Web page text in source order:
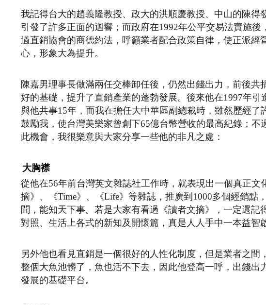
我記得台大的趙義隆教授、政大的洪順慶教授、中山的陳得
引發了許多正面的迴響；而政府在1992年公平交易法實施
過直銷協會的商德約法，呼籲業者配合政策自律，使正派
心，形象大為提升。
陳嘉男理事長做滿兩任交棒卸任後，仍然出錢出力，前後共
好的基礎，提升了直銷產業的蓬勃發展。後來他在1997年
與他共事15年，而我在擔任大中華區副總裁時，雖然歷經
鼓勵我，使台灣美樂家曾創下65億台幣營收的最高紀錄；
此機會，我很樂意與大家分享一些他的非凡之處：
大胸襟
從他在56年前台灣英文雜誌社工作時，就表現出一個真正
摘》、《Time》、《Life》等雜誌，推廣到1000多個經銷點
聞，能知天下事。若是大家有看過《讀者文摘》，一定還
對照、生活上各式的新知及開懷篇，真是人人手中一本益智
另外他也看見直銷是一個很好的人性化制度，但是業者之間
整個大魚池髒了，魚也活不下去，因此他登高一呼，出錢
發展的基礎平台。